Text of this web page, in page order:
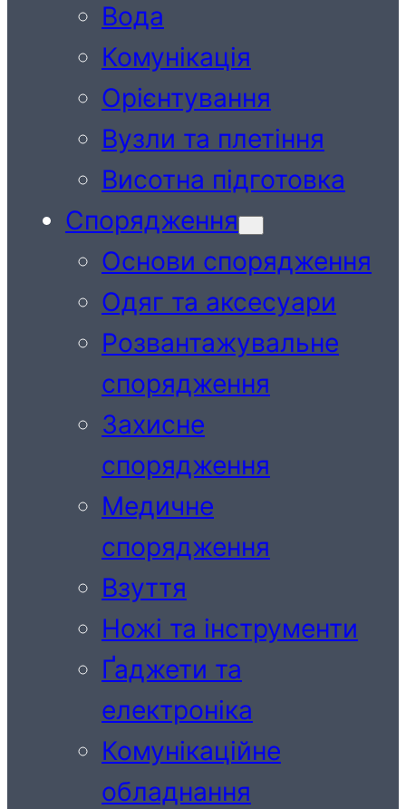
Вода
Комунікація
Орієнтування
Вузли та плетіння
Висотна підготовка
Спорядження
Основи спорядження
Одяг та аксесуари
Розвантажувальне
спорядження
Захисне
спорядження
Медичне
спорядження
Взуття
Ножі та інструменти
Ґаджети та
електроніка
Комунікаційне
обладнання